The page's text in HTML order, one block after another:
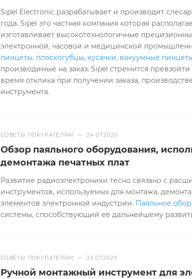
Sipel Electronic разрабатывает и производит
года. Sipel это частная компания которая
изготавливает высокотехнологичные
электронной, часовой и медицинской
пинцеты, плоскогубцы, кусачки, вакуумные
производимые на заказ. Sipel стремится
время отклика при получении заказа,
инструмента.
СОВЕТЫ ПОКУПАТЕЛЯМ — 24.07.2020
Обзор паяльного оборудования,
демонтажа печатных плат
Развитие радиоэлектроники тесно связано с
инструментов, используемых для монтажа,
элементов электронной индустрии. Паяльное
системы, способствующий ее дальнейшему
СОВЕТЫ ПОКУПАТЕЛЯМ — 23.07.2020
Ручной монтажный инструмент для